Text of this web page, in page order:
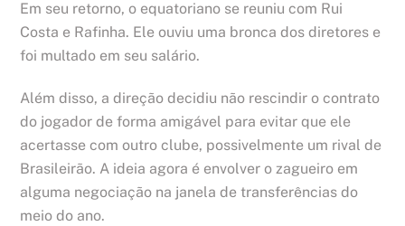
Em seu retorno, o equatoriano se reuniu com Rui
Costa e Rafinha. Ele ouviu uma bronca dos diretores e
foi multado em seu salário.
Além disso, a direção decidiu não rescindir o contrato
do jogador de forma amigável para evitar que ele
acertasse com outro clube, possivelmente um rival de
Brasileirão. A ideia agora é envolver o zagueiro em
alguma negociação na janela de transferências do
meio do ano.